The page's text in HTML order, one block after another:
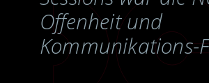
Offenheit und
Kommunikations-